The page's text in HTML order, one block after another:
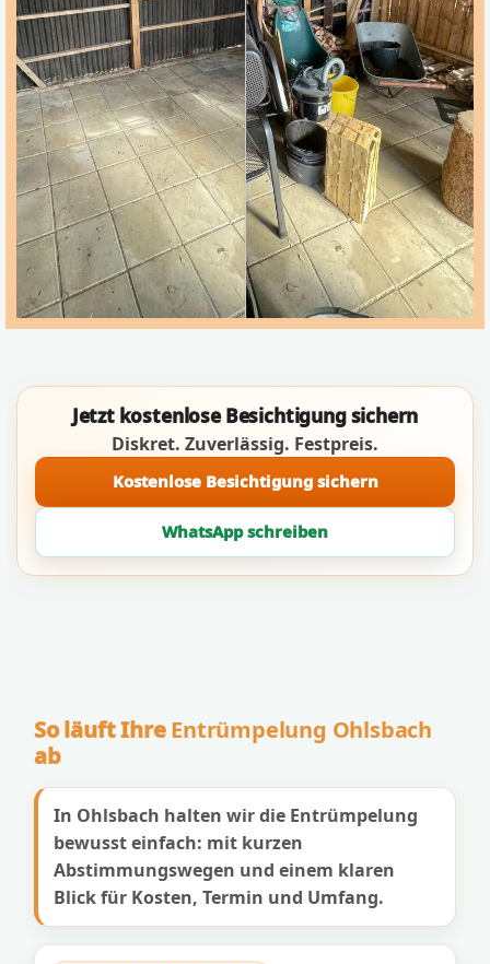
Jetzt kostenlose Besichtigung sichern
Diskret. Zuverlässig. Festpreis.
Kostenlose Besichtigung sichern
WhatsApp schreiben
So läuft IhreEntrümpelung Ohlsbach
ab
In Ohlsbach halten wir die Entrümpelung
bewusst einfach: mit kurzen
Abstimmungswegen und einem klaren
Blick für Kosten, Termin und Umfang.